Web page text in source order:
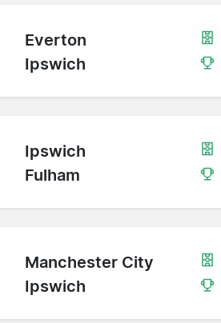
Everton
Ipswich
Ipswich
Fulham
Manchester City
Ipswich